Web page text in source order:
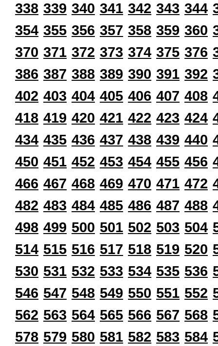
338 339 340 341 342 343 344
354 355 356 357 358 359 360
370 371 372 373 374 375 376
386 387 388 389 390 391 392
402 403 404 405 406 407 408
418 419 420 421 422 423 424
434 435 436 437 438 439 440
450 451 452 453 454 455 456
466 467 468 469 470 471 472
482 483 484 485 486 487 488
498 499 500 501 502 503 504
514 515 516 517 518 519 520
530 531 532 533 534 535 536
546 547 548 549 550 551 552
562 563 564 565 566 567 568
578 579 580 581 582 583 584